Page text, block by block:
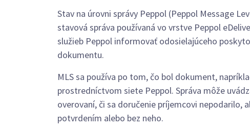
Stav na úrovni správy Peppol (Peppol Message
stavová správa používaná vo vrstve Peppol
služieb Peppol informovať odosielajúceho
dokumentu.
MLS sa používa po tom, čo bol dokument,
prostredníctvom siete Peppol. Správa môže
overovaní, či sa doručenie príjemcovi nepodarilo,
potvrdením alebo bez neho.